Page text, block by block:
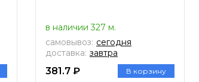
в наличии 327 м.
самовывоз: сегодня
доставка: завтра
381.7 ₽ В корзину